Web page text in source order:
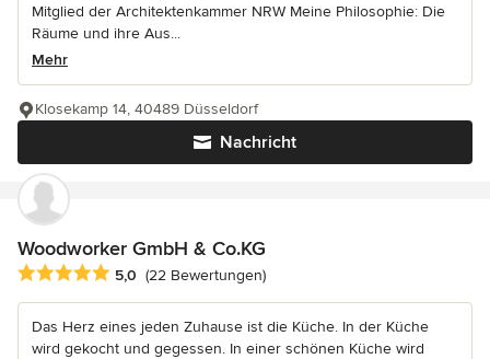
Mitglied der Architektenkammer NRW Meine Philosophie: Die
Räume und ihre Aus...
Mehr
Nachricht
Klosekamp 14, 40489 Düsseldorf
Woodworker GmbH & Co.KG
Durchschnittliche Bewertung: 5 von 5 Sternen
5,0 (22 Bewertungen)
Das Herz eines jeden Zuhause ist die Küche. In der Küche
wird gekocht und gegessen. In einer schönen Küche wird